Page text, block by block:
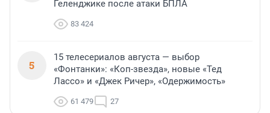
Геленджике после атаки БПЛА
83 424
5
15 телесериалов августа — выбор
«Фонтанки»: «Коп-звезда», новые «Тед
Лассо» и «Джек Ричер», «Одержимость»
61 479 27